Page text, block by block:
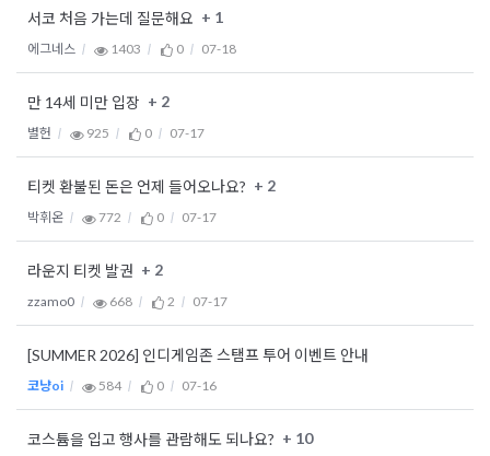
서코 처음 가는데 질문해요 + 1
에그네스 1403 0 07-18
만 14세 미만 입장 + 2
별헌 925 0 07-17
티켓 환불된 돈은 언제 들어오나요? + 2
박휘온 772 0 07-17
라운지 티켓 발권 + 2
zzamo0 668 2 07-17
[SUMMER 2026] 인디게임존 스탬프 투어 이벤트 안내
코냥oi 584 0 07-16
코스튬을 입고 행사를 관람해도 되나요? + 10